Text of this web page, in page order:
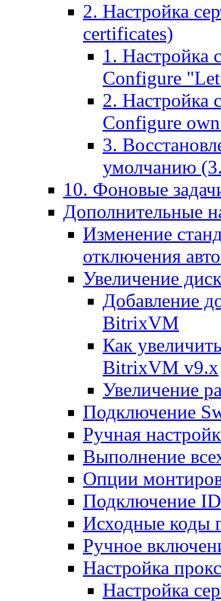
2. Настройка
certificates)
1. Настройка
Configure
2. Настройка
Configure
3.
умолчанию
10. Фоновые
Дополнительные
Изменение
отключения
Увеличение
Добавление
BitrixVM
Как
BitrixVM v9.x
Увеличение
Подключение
Ручная
Выполнение
Опции
Подключение
Исходные коды
Ручное
Настройка
Настройка